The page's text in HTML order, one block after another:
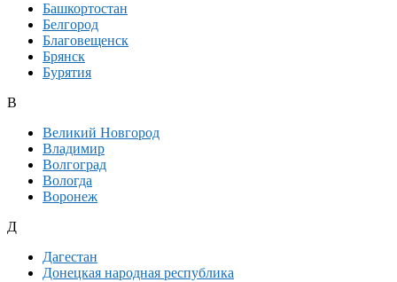
Башкортостан
Белгород
Благовещенск
Брянск
Бурятия
В
Великий Новгород
Владимир
Волгоград
Вологда
Воронеж
Д
Дагестан
Донецкая народная республика